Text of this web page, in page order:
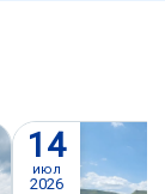
14
июл
2026